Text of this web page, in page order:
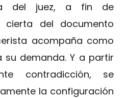
del juez, a fin de
del documento
acompaña como
demanda. Y a partir
contradicción, se
la configuración